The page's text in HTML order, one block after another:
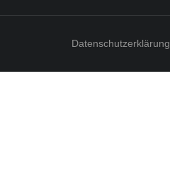
Datenschutzerklärung